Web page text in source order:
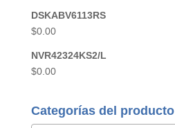
DSKABV6113RS
$0.00
NVR42324KS2/L
$0.00
Categorías del producto